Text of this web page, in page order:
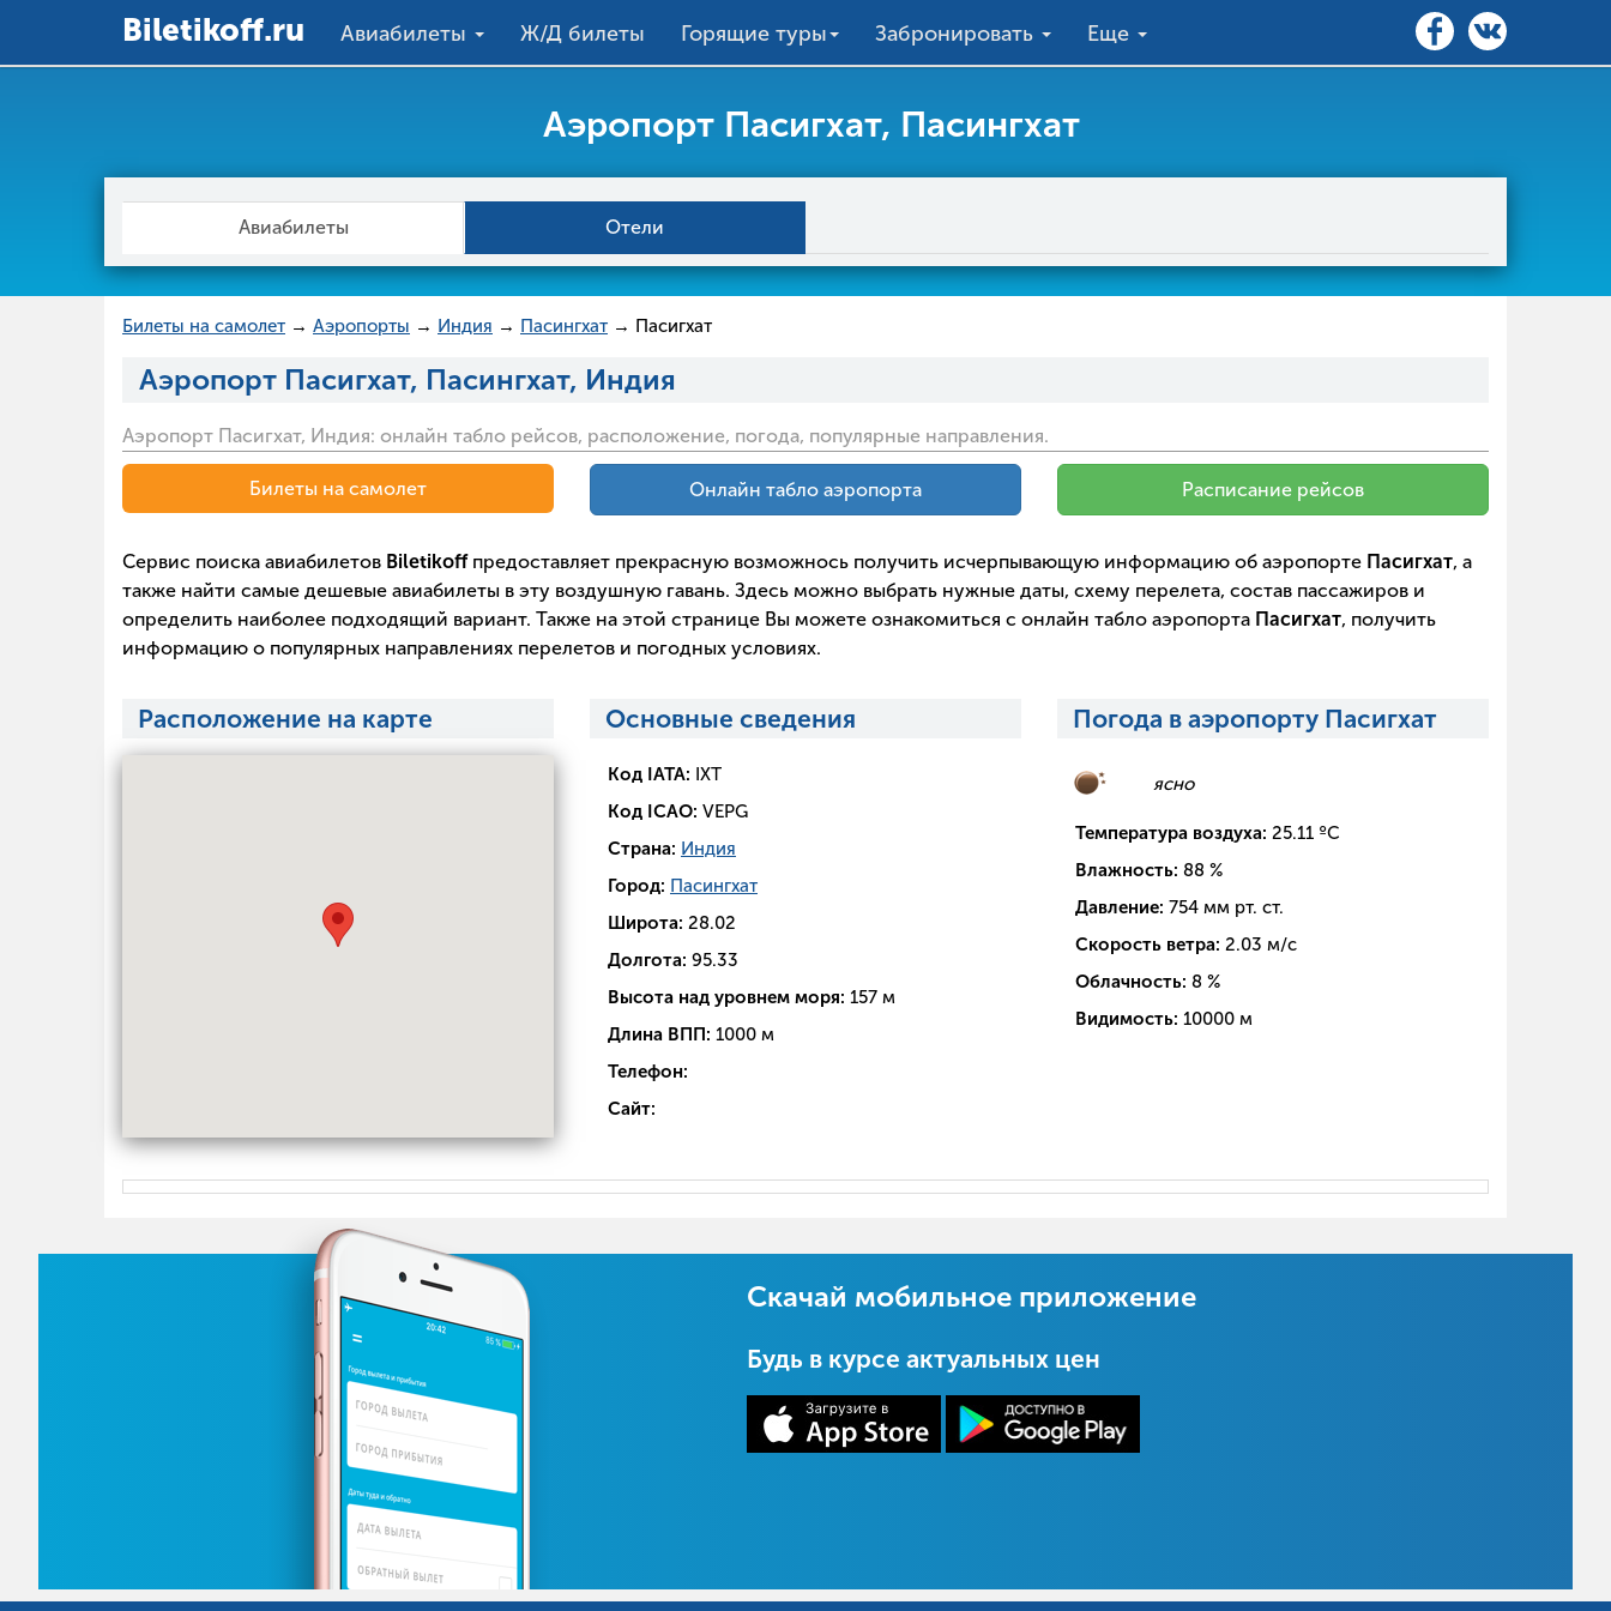
Вiletikoff.ru Авиабилеты Ж/Д билеты Горящие туры Забронировать Еще
Аэропорт Пасигхат, Пасингхат
Авиабилеты Отели
Билеты на самолет → Аэропорты → Индия → Пасингхат → Пасигхат
Аэропорт Пасигхат, Пасингхат, Индия
Аэропорт Пасигхат, Индия: онлайн табло рейсов, расположение, погода, популярные направления.
Билеты на самолет Онлайн табло аэропорта Расписание рейсов
Сервис поиска авиабилетов Biletikoffпредоставляет прекрасную возможнось получить исчерпывающую информацию об аэропорте Пасигхат, а
также найти самые дешевые авиабилеты в эту воздушную гавань. Здесь можно выбрать нужные даты, схему перелета, состав пассажиров и
определить наиболее подходящий вариант. Также на этой странице Вы можете ознакомиться с онлайн табло аэропорта Пасигхат, получить
информацию о популярных направлениях перелетов и погодных условиях.
Расположение на карте Основные сведения
Код IATA: IXT
Код ICAO: VEPG
Страна: Индия
Город: Пасингхат
Широта: 28.02
Долгота: 95.33
Высота над уровнем моря: 157 м
Длина ВПП: 1000 м
Телефон:
Сайт:
Погода в аэропорту Пасигхат
ясно
Температура воздуха: 25.11 ºC
Влажность: 88 %
Давление: 754 мм рт. ст.
Скорость ветра: 2.03 м/с
Облачность: 8 %
Видимость: 10000 м
Скачай мобильное приложение
Будь в курсе актуальных цен